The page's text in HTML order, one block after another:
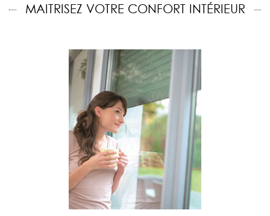
MAITRISEZ VOTRE CONFORT INTÉRIEUR